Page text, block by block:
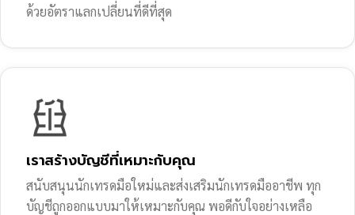
ด้วยอัตราแลกเปลี่ยนที่ดีที่สุด
เราสร้างบัญชีที่เหมาะกับคุณ
สนับสนุนนักเทรดมือใหม่และส่งเสริมนักเทรดมืออาชีพ ทุก
บัญชีถูกออกแบบมาให้เหมาะกับคุณ พอดีกับใจอย่างเหลือ